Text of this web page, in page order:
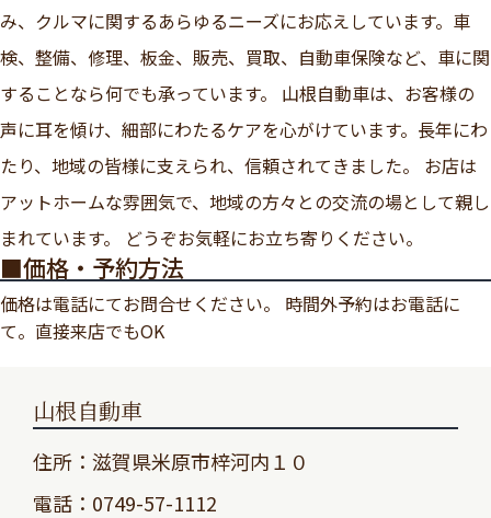
み、クルマに関するあらゆるニーズにお応えしています。車
検、整備、修理、板金、販売、買取、自動車保険など、車に関
することなら何でも承っています。 山根自動車は、お客様の
声に耳を傾け、細部にわたるケアを心がけています。長年にわ
たり、地域の皆様に支えられ、信頼されてきました。 お店は
アットホームな雰囲気で、地域の方々との交流の場として親し
まれています。 どうぞお気軽にお立ち寄りください。
■価格・予約方法
価格は電話にてお問合せください。 時間外予約はお電話に
て。直接来店でもOK
山根自動車
住所：滋賀県米原市梓河内１０
電話：0749-57-1112